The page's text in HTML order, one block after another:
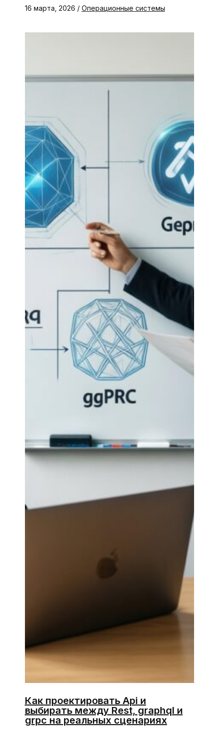
16 марта, 2026 / Операционные системы
Как проектировать Api и
выбирать между Rest, graphql и
grpc на реальных сценариях